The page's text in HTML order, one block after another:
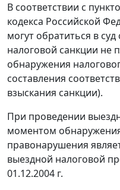
В соответствии с
кодекса Российской
могут обратиться в
налоговой санкции не
обнаружения
составления
взыскания санкции).
При проведении
моментом
правонарушения
выездной налоговой
01.12.2004 г.